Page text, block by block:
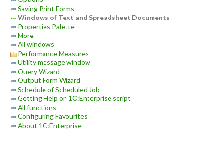
Saving Print Forms
Windows of Text and Spreadsheet Documents
Properties Palette
More
All windows
Performance Measures
Utility message window
Query Wizard
Output Form Wizard
Schedule of Scheduled Job
Getting Help on 1С:Enterprise script
All functions
Configuring Favourites
About 1C:Enterprise